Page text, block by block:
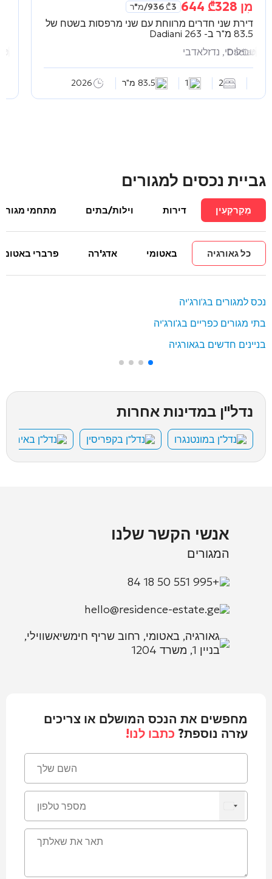
מִן ₾328 644
₾3 936 /מ"ר
דירת שני חדרים מרווחת עם שני מרפסות בשטח של
83.5 מ"ר ב-
טביליסי, נדזלאדבי
Dadiani
2
1 83.5 מ"ר 2026
263
גביית נכסים למגורים
מְקַרקְעִין דירות וילות/בתים מתחמי
כל גאורגיה באטומי אדג'רה פרברי באטומי
נכס למגורים בג'ורג'יה
בתי מגורים כפריים בג'ורג'יה
בניינים חדשים בגאורגיה
נדל"ן במדינות אחרות
נדל"ן במונטנגרו נדל"ן בקפריסין נדל"ן באיחוד
אנשי הקשר שלנו
המגורים
+995 551 50 18 84
hello@residence-estate.ge
גאורגיה, באטומי, רחוב שריף חימשיאשווילי,
בניין 1, משרד 1204
מחפשים את הנכס המושלם או צריכים
עזרה נוספת? כתבו לנו!